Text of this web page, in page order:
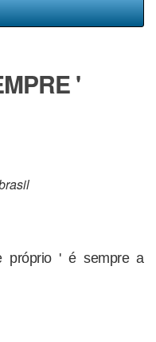
'
próprio ' é sempre a